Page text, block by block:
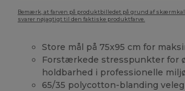
Bemærk, at farven på produktbilledet på grund af
svarer nøjagtigt til den faktiske produktfarve.
Store mål på 75x95 cm for
Forstærkede stresspunkter for
holdbarhed i professionelle
65/35 polycotton-blanding